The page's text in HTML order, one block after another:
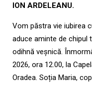
ION ARDELEANU.
Vom păstra vie iubirea
aduce aminte de chipul
odihnă veșnică.
2026, ora 12.00, la
Oradea. Soția Maria,